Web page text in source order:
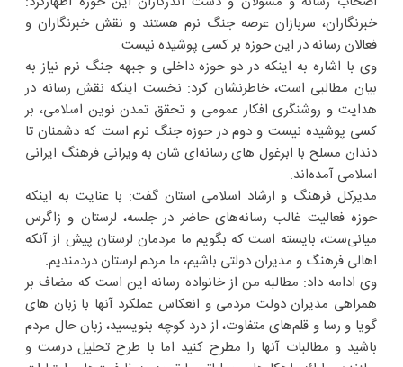
خبرنگاران، سربازان عرصه جنگ نرم هستند و نقش خبرنگاران و
فعالان رسانه در این حوزه بر کسی پوشیده نیست.
وی با اشاره به اینکه در دو حوزه داخلی و جبهه جنگ نرم نیاز به
بیان مطالبی است، خاطرنشان کرد: نخست اینکه نقش رسانه در
هدایت و روشنگری افکار عمومی و تحقق تمدن نوین اسلامی، بر
کسی پوشیده نیست و‌ دوم در حوزه جنگ نرم است که دشمنان تا
دندان مسلح با ابرغول های رسانه‌ای شان به ویرانی فرهنگ ایرانی
اسلامی آمده‌اند.
مدیرکل فرهنگ و ارشاد اسلامی استان گفت: با عنایت به اینکه
حوزه فعالیت غالب رسانه‌های حاضر در جلسه، لرستان و زاگرس
میانی‌ست، بایسته است که بگویم ما مردمان لرستان پیش از آنکه
اهالی فرهنگ و مدیران دولتی باشیم، ما مردم لرستان دردمندیم.
وی ادامه داد: مطالبه من از خانواده رسانه این است که مضاف بر
همراهی مدیران دولت مردمی و انعکاس عملکرد آنها با زبان های
گویا و رسا و قلم‌های متفاوت، از درد کوچه بنویسید، زبان حال مردم
باشید و مطالبات آنها را مطرح کنید اما با طرح تحلیل درست و